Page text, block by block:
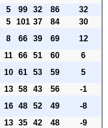
5 99 32 86
32
5 101 37 84
30
8 66 39 69
12
11 66 51 60
6
10 61 53 59
5
13 58 43 56
-1
16 48 52 49
-8
13 35 42 48
-9